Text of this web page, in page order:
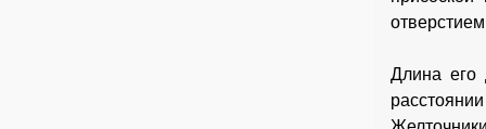
Длина его